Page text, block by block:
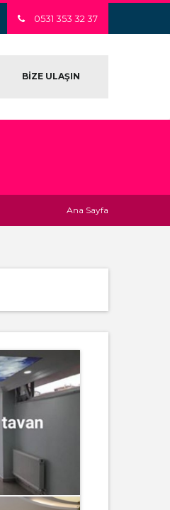
0531 353 32 37
BİZE ULAŞIN
Ana Sayfa